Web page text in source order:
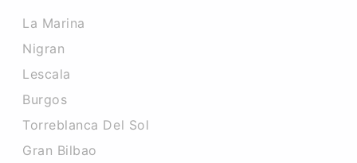
La Marina
Nigran
Lescala
Burgos
Torreblanca Del Sol
Gran Bilbao